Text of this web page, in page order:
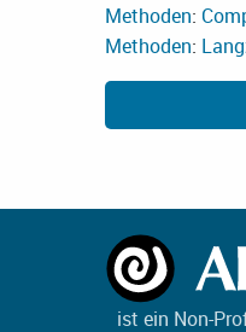
Methoden:
Methoden:
ist ein Non-